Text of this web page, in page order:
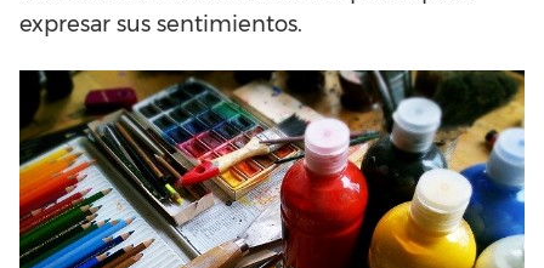
expresar sus sentimientos.